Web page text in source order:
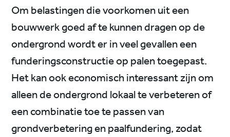
Om belastingen die voorkomen uit een
bouwwerk goed af te kunnen dragen op de
ondergrond wordt er in veel gevallen een
funderingsconstructie op palen toegepast.
Het kan ook economisch interessant zijn om
alleen de ondergrond lokaal te verbeteren of
een combinatie toe te passen van
grondverbetering en paalfundering, zodat